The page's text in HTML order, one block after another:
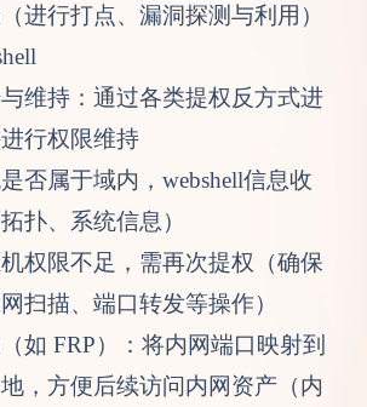
进行打点、漏洞探测与利用）
维持：通过各类提权反方式进
行权限维持
否属于域内，webshell信息收
扑、系统信息）
权限不足，需再次提权（确保
扫描、端口转发等操作）
如 FRP）：将内网端口映射到
，方便后续访问内网资产（内